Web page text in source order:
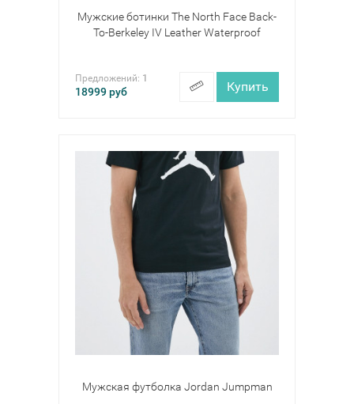
Мужские ботинки The North Face Back-
To-Berkeley IV Leather Waterproof
Предложений: 1
18999руб Купить
Мужская футболка Jordan Jumpman